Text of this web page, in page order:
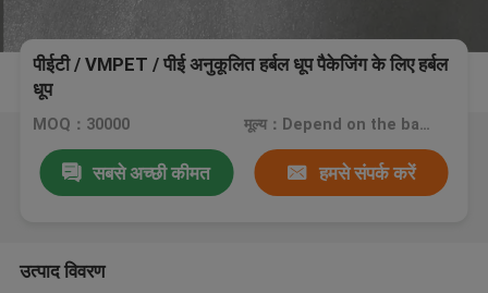
पीईटी / VMPET / पीई अनुकूलित हर्बल धूप पैकेजिंग के लिए हर्बल
धूप
MOQ：30000 मूल्य：Depend on the bags you need.
सबसे अच्छी कीमत हमसे संपर्क करें
उत्पाद विवरण